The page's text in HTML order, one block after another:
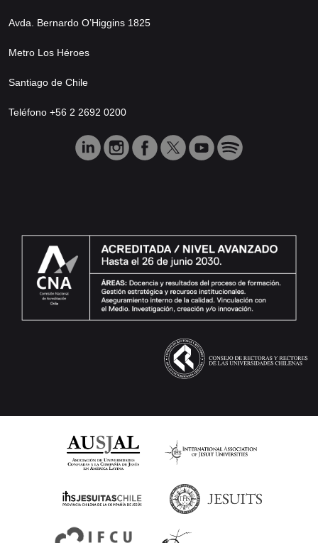
Avda. Bernardo O’Higgins 1825
Metro Los Héroes
Santiago de Chile
Teléfono +56 2 2692 0200